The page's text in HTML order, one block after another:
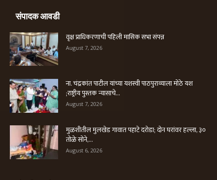
संपादक आवडी
वृक्ष प्राधिकरणाची पहिली मासिक सभा संपन्न
August 7, 2026
ना. चंद्रकांत पाटील यांच्या यशस्वी पाठपुराव्याला मोठे यश
;राष्ट्रीय पुस्तक न्यासाचे...
August 7, 2026
मुळशीतील मुलखेड गावात पहाटे दरोडा; दोन घरांवर हल्ला, ३०
तोळे सोने,...
August 6, 2026